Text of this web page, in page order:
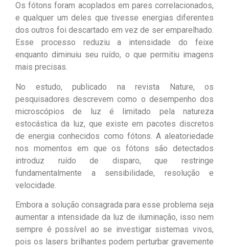
Os fótons foram acoplados em pares correlacionados,
e qualquer um deles que tivesse energias diferentes
dos outros foi descartado em vez de ser emparelhado.
Esse processo reduziu a intensidade do feixe
enquanto diminuiu seu ruído, o que permitiu imagens
mais precisas.
No estudo, publicado na revista Nature, os
pesquisadores descrevem como o desempenho dos
microscópios de luz é limitado pela natureza
estocástica da luz, que existe em pacotes discretos
de energia conhecidos como fótons. A aleatoriedade
nos momentos em que os fótons são detectados
introduz ruído de disparo, que restringe
fundamentalmente a sensibilidade, resolução e
velocidade.
Embora a solução consagrada para esse problema seja
aumentar a intensidade da luz de iluminação, isso nem
sempre é possível ao se investigar sistemas vivos,
pois os lasers brilhantes podem perturbar gravemente